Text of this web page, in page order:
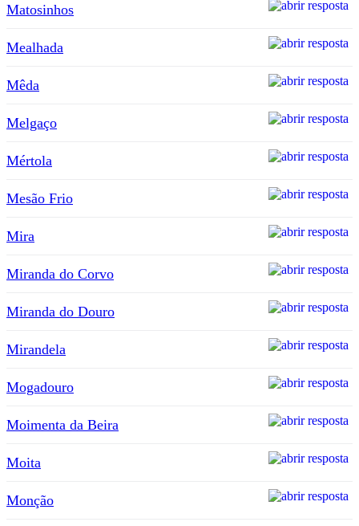
Matosinhos
Mealhada
Mêda
Melgaço
Mértola
Mesão Frio
Mira
Miranda do Corvo
Miranda do Douro
Mirandela
Mogadouro
Moimenta da Beira
Moita
Monção